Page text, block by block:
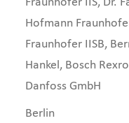
Hofmann
Fraunhofer IISB,
Hankel, Bosch
Danfoss GmbH
Berlin